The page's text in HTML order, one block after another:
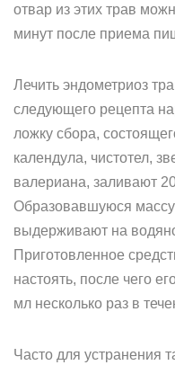
отвар из этих трав
минут после приема
Лечить эндометриоз
следующего рецепта
ложку сбора,
календула, чистотел,
валериана, заливают
Образовавшуюся массу
выдерживают на
Приготовленное
настоять, после чего
мл несколько раз в
Часто для устранения